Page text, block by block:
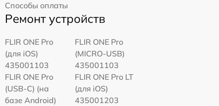
Способы оплаты
Ремонт устройств
FLIR ONE Pro
(для iOS)
435001103
FLIR ONE Pro
(MICRO-USB)
435001103
FLIR ONE Pro
(USB-C) (на
базе Android)
FLIR ONE Pro LT
(для iOS)
435001203